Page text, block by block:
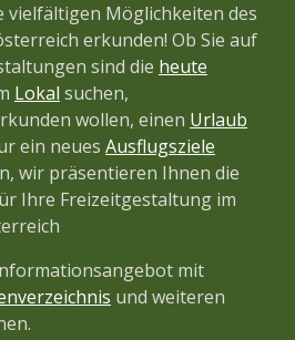
vielfältigen Möglichkeiten des
erkunden! Ob Sie auf
sind die heute
Lokal suchen,
wollen, einen Urlaub
ein neues Ausflugsziele
wir präsentieren Ihnen die
Ihre Freizeitgestaltung im
mit
und weiteren